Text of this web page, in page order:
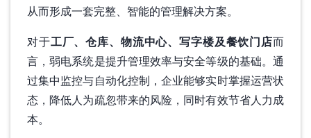
从而形成一套完整、智能的管理解决方案。
对于工厂、仓库、物流中心、写字楼及餐饮门店而
言，弱电系统是提升管理效率与安全等级的基础。通
过集中监控与自动化控制，企业能够实时掌握运营状
态，降低人为疏忽带来的风险，同时有效节省人力成
本。